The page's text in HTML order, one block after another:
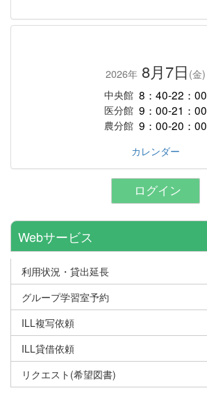
2026年 8月7日 (金)
中央館 8：40-22：00
医分館 9：00-21：00
農分館 9：00-20：00
カレンダー
ログイン
Webサービス
利用状況・貸出延長
グループ学習室予約
ILL複写依頼
ILL貸借依頼
リクエスト(希望図書)